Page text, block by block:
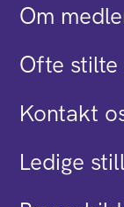
Om
Ofte
Kontakt
Ledige